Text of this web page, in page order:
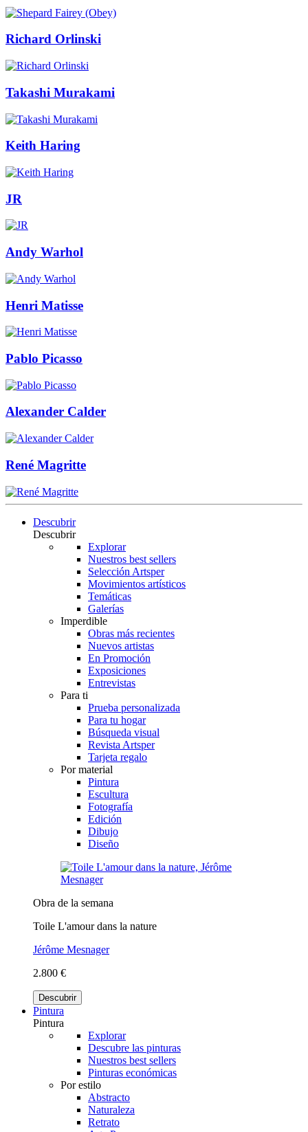
Richard Orlinski
Takashi Murakami
Keith Haring
JR
Andy Warhol
Henri Matisse
Pablo Picasso
Alexander Calder
René Magritte
Descubrir
Descubrir
Explorar
Nuestros best sellers
Selección Artsper
Movimientos artísticos
Temáticas
Galerías
Imperdible
Obras más recientes
Nuevos artistas
En Promoción
Exposiciones
Entrevistas
Para ti
Prueba personalizada
Para tu hogar
Búsqueda visual
Revista Artsper
Tarjeta regalo
Por material
Pintura
Escultura
Fotografía
Edición
Dibujo
Diseño
Obra de la semana
Toile L'amour dans la nature
Jérôme Mesnager
2.800 €
Descubrir
Pintura
Pintura
Explorar
Descubre las pinturas
Nuestros best sellers
Pinturas económicas
Por estilo
Abstracto
Naturaleza
Retrato